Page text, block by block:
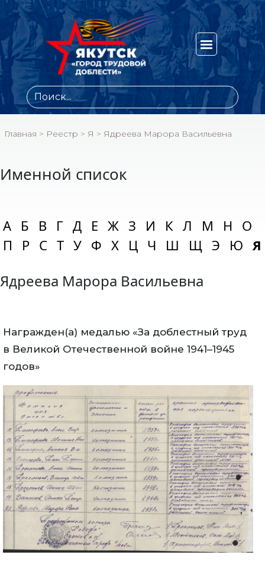
Главная > Реестр > Я > Ядреева Марора Васильевна
Именной список
А Б В Г Д Е Ж З И К Л М Н О
П
Р С Т У Ф Х Ц Ч Ш Щ Э Ю Я
Ядреева Марора Васильевна
Награжден(а) медалью «За доблестный труд
в Великой Отечественной войне 1941–1945
годов»